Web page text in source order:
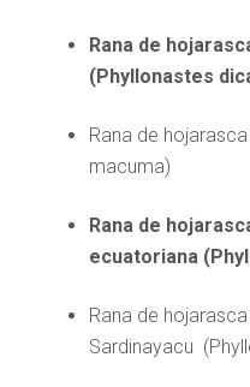
Rana de
(Phyllonastes
Rana de
macuma)
Rana de
ecuatoriana
Rana de
Sardinayacu